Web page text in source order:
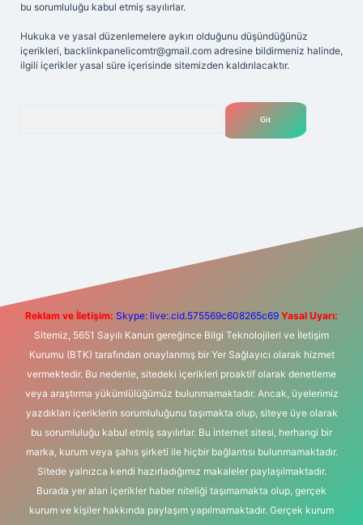
bu sorumluluğu kabul etmiş sayılırlar.
Hukuka ve yasal düzenlemelere aykırı olduğunu düşündüğünüz
içerikleri, backlinkpanelicomtr@gmail.com adresine bildirmeniz halinde,
ilgili içerikler yasal süre içerisinde sitemizden kaldırılacaktır.
Reklam ve İletişim: Skype: live:.cid.575569c608265c69 Yasal Uyarı:
Sitemiz, 5651 Sayılı Kanun gereğince Bilgi Teknolojileri ve İletişim
Kurumu (BTK) tarafından onaylanmış bir Yer Sağlayıcı olarak hizmet
vermektedir. Bu nedenle, sitedeki içerikleri proaktif olarak denetleme
veya araştırma yükümlülüğümüz bulunmamaktadır. Ancak, üyelerimiz
yazdıkları içeriklerin sorumluluğunu taşımakta olup, siteye üye olarak
bu sorumluluğu kabul etmiş sayılırlar. Bu internet sitesi, herhangi bir
marka, kurum veya şahıs şirketi ile hiçbir bağlantısı bulunmamaktadır.
Sitede yalnızca kendi hazırladığımız makaleler paylaşılmaktadır.
Burada yer alan içerikler haber niteliği taşımamakta olup, gerçek
kurum ve kişiler hakkında paylaşım yapılmamaktadır. Gerçek kurum